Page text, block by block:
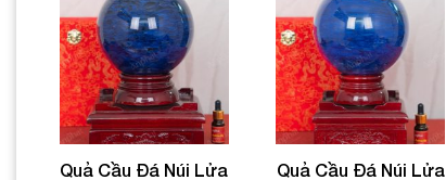
Quả Cầu Đá Núi Lửa
Quả Cầu Đá Núi Lửa